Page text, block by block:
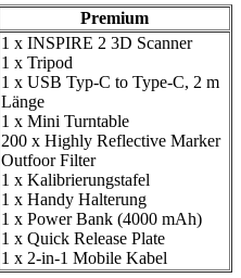
Premium
1 x INSPIRE 2 3D Scanner
1 x Tripod
1 x USB Typ-C to Type-C, 2 m
Länge
1 x Mini Turntable
200 x Highly Reflective Marker
Outfoor Filter
1 x Kalibrierungstafel
1 x Handy Halterung
1 x Power Bank (4000 mAh)
1 x Quick Release Plate
1 x 2-in-1 Mobile Kabel